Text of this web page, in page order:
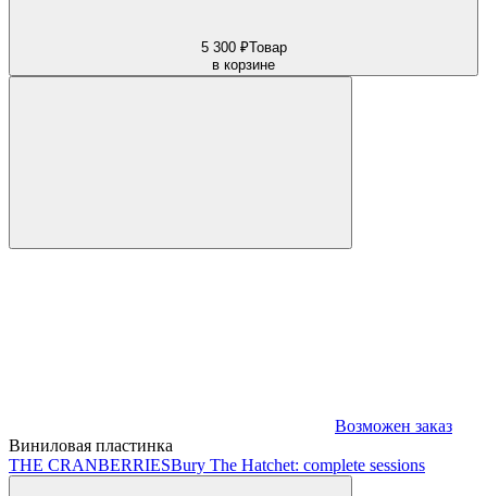
5 300 ₽Товар
в корзине
Возможен заказ
Виниловая пластинка
THE CRANBERRIESBury The Hatchet: complete sessions